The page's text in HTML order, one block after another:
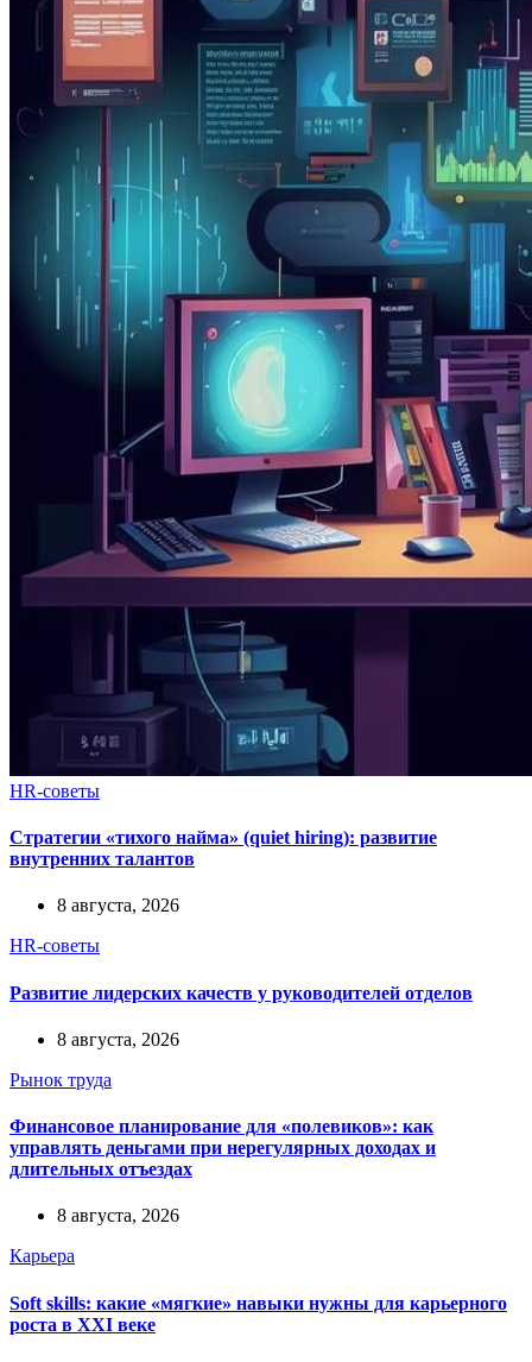
HR-советы
Стратегии «тихого найма» (quiet hiring): развитие
внутренних талантов
8 августа, 2026
HR-советы
Развитие лидерских качеств у руководителей отделов
8 августа, 2026
Рынок труда
Финансовое планирование для «полевиков»: как
управлять деньгами при нерегулярных доходах и
длительных отъездах
8 августа, 2026
Карьера
Soft skills: какие «мягкие» навыки нужны для карьерного
роста в XXI веке